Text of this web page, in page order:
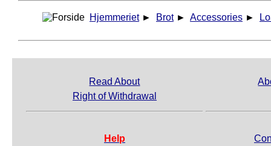
Hjemmeriet ► Brot ► Accessories ►
Read About
Right of Withdrawal
Help